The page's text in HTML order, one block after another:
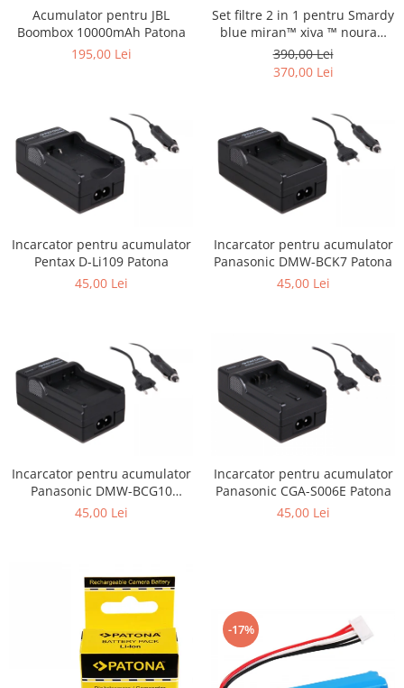
tableta
Telefoane mobile
Produse de bucatarie kjøk
Pachete Promo
Incarcatoare & acumulatori
Bec LED
E27
Blițuri și lumini foto/video
Telefoane mobile
Casti
Telefoane mobile
Custi aparate foto-video
Telefoane mobile
Acumulator pentru JBL
Boombox 10000mAh Patona
195,00 Lei
Set filtre 2 in 1 pentru Smardy
blue miran™ xiva ™ noura™
zagora ™ schimbare la 6 luni
390,00 Lei
370,00 Lei
Incarcator pentru acumulator
Pentax D-Li109 Patona
45,00 Lei
Incarcator pentru acumulator
Panasonic DMW-BCK7 Patona
45,00 Lei
Incarcator pentru acumulator
Panasonic DMW-BCG10
Patona
45,00 Lei
Incarcator pentru acumulator
Panasonic CGA-S006E Patona
45,00 Lei
-17%